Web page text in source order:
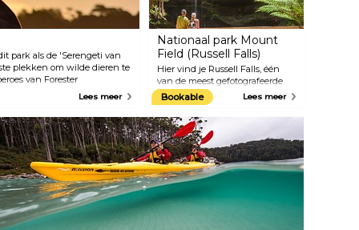
park als de 'Serengeti van
plekken om wilde dieren te
van Forester
Lees meer
Nationaal park Mount
Field (Russell Falls)
Hier vind je Russell Falls, één
van de meest gefotografeerde
watervallen van Tasmanië. De
drie elegante verdiepingen,
omgeven door weelderige
vegetatie, trekken al meer dan
honderd jaar bezoekers. Trek je
wandelschoenen aan en verken
één van de gemakkelijke
wandelpaden op slechts een
kwartier lopen van de
parkeerplaats.
Bookable Lees meer